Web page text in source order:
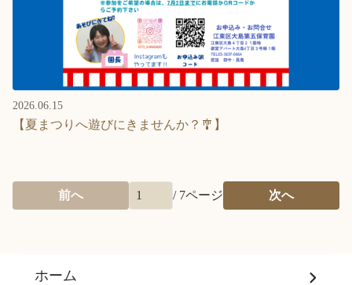
2026.06.15
【夏まつりへ遊びにきませんか？🎐】
前へ / 7ページ 次へ
ホーム